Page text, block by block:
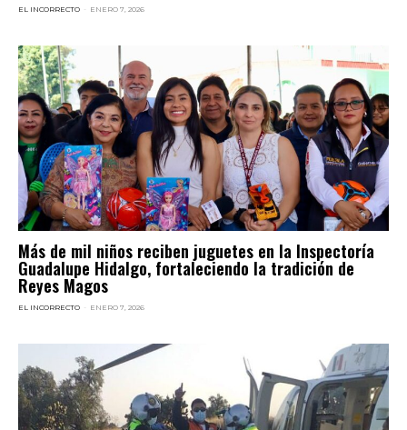
EL INCORRECTO - ENERO 7, 2026
Más de mil niños reciben juguetes en la Inspectoría
Guadalupe Hidalgo, fortaleciendo la tradición de
Reyes Magos
EL INCORRECTO - ENERO 7, 2026